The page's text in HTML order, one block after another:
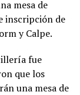
mesa de
inscripción de
y Calpe.
fue
que los
una mesa de